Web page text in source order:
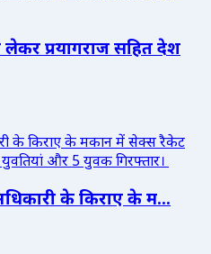
प्रयागराज सहित देश
के किराए के म...